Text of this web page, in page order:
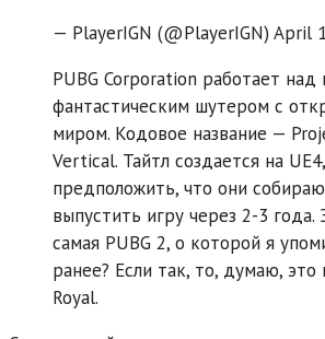
— PlayerIGN (@PlayerIGN) April
PUBG Corporation работает над
фантастическим шутером с
миром. Кодовое название —
Vertical. Тайтл создается на
предположить, что они
выпустить игру через 2-3 года.
самая PUBG 2, о которой я
ранее? Если так, то, думаю,
Royal.